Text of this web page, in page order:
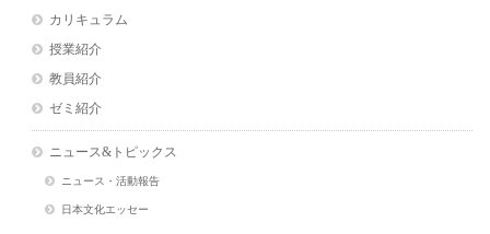
カリキュラム
授業紹介
教員紹介
ゼミ紹介
ニュース&トピックス
ニュース・活動報告
日本文化エッセー